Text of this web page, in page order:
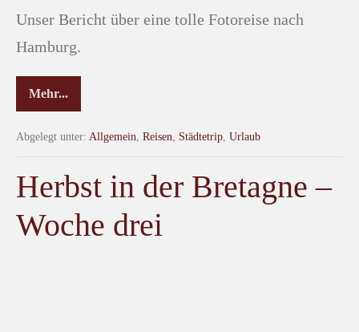
Unser Bericht über eine tolle Fotoreise nach
Hamburg.
Mehr...
Abgelegt unter: Allgemein, Reisen, Städtetrip, Urlaub
Herbst in der Bretagne –
Woche drei